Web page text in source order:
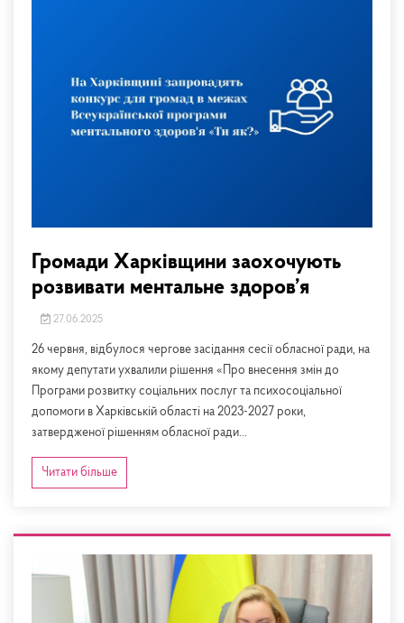
Громади Харківщини заохочують
розвивати ментальне здоров’я
27.06.2025
26 червня, відбулося чергове засідання сесії обласної ради, на
якому депутати ухвалили рішення «Про внесення змін до
Програми розвитку соціальних послуг та психосоціальної
допомоги в Харківській області на 2023-2027 роки,
затвердженої рішенням обласної ради...
Читати більше